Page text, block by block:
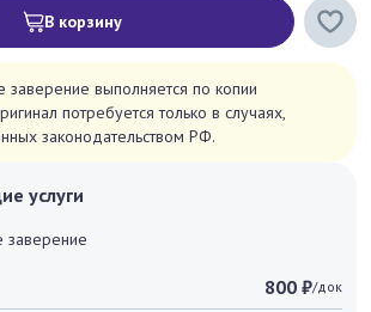
услуги
заверение
800 ₽/док
В корзину
заверение выполняется по копии
потребуется только в случаях,
законодательством РФ.